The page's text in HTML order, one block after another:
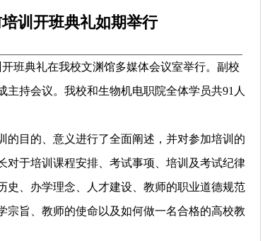
训开班典礼如期举行
班典礼在我校文渊馆多媒体会议室举行。副校
主持会议。我校和生物机电职院全体学员共91 人
的目的、意义进行了全面阐述，并对参加培训的
对于培训课程安排、考试事项、培训及考试纪律
史、办学理念、人才建设、教师的职业道德规范
旨、教师的使命以及如何做一名合格的高校教